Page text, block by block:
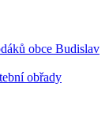
obce Budislav
obřady